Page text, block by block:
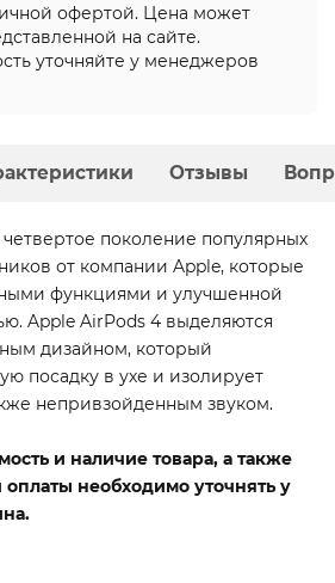
офертой. Цена может
на сайте.
уточняйте у менеджеров
Отзывы
четвертое поколение популярных
от компании Apple, которые
функциями и улучшенной
Apple AirPods 4 выделяются
дизайном, который
посадку в ухе и изолирует
непривзойденным звуком.
и наличие товара, а также
необходимо уточнять у